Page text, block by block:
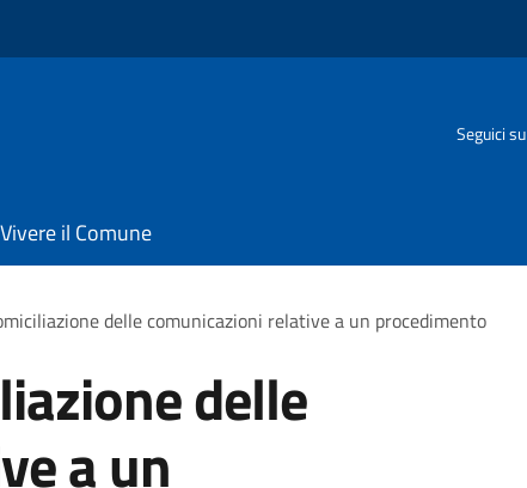
Seguici su
Vivere il Comune
delle comunicazioni relative a un procedimento
delle
a un